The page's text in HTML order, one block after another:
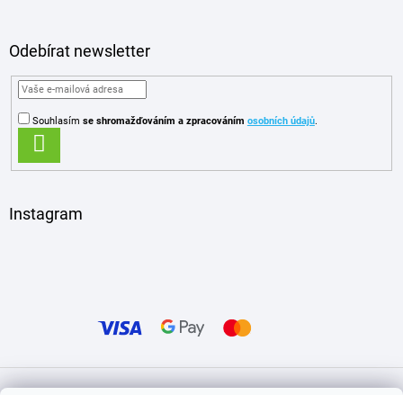
Odebírat newsletter
Souhlasím se shromažďováním a zpracováním osobních údajů.
SE
Instagram